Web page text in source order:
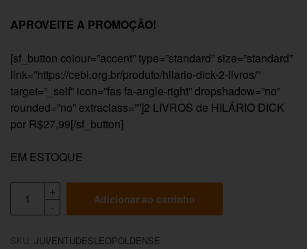
APROVEITE A PROMOÇÃO!
[sf_button colour=”accent” type=”standard” size=”standard”
link=”https://cebi.org.br/produto/hilario-dick-2-livros/”
target=”_self” icon=”fas fa-angle-right” dropshadow=”no”
rounded=”no” extraclass=””]2 LIVROS de HILÁRIO DICK
por R$27,99[/sf_button]
EM ESTOQUE
Adicionar ao carrinho
SKU: JUVENTUDESLEOPOLDENSE